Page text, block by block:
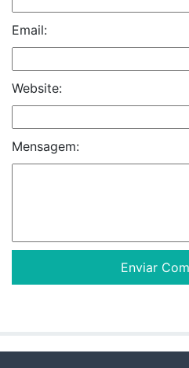
Email:
Website:
Mensagem: